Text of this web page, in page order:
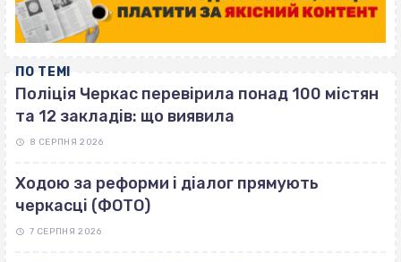
ПО ТЕМІ
Поліція Черкас перевірила понад 100 містян
та 12 закладів: що виявила
8 СЕРПНЯ 2026
Ходою за реформи і діалог прямують
черкасці (ФОТО)
7 СЕРПНЯ 2026